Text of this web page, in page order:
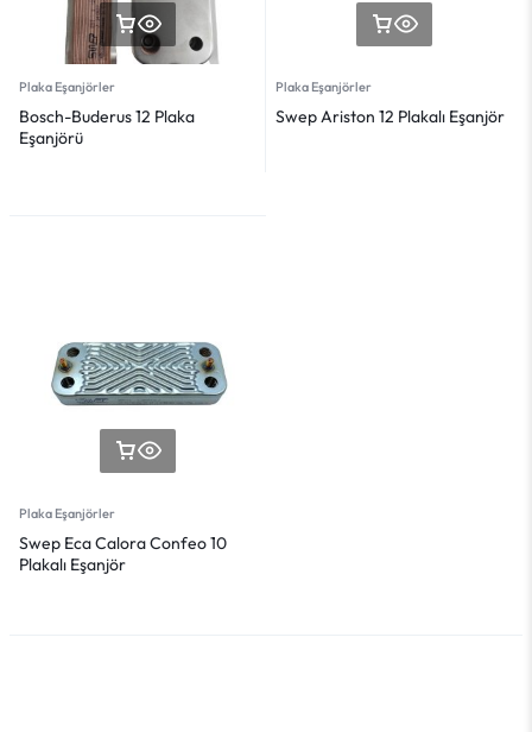
Plaka Eşanjörler
Bosch-Buderus 12 Plaka
Eşanjörü
Plaka Eşanjörler
Swep Ariston 12 Plakalı Eşanjör
Plaka Eşanjörler
Swep Eca Calora Confeo 10
Plakalı Eşanjör